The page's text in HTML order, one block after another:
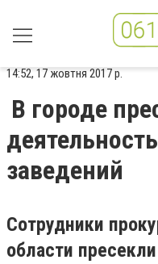
14:52, 17 жовтня 2017 р.
В городе
заведений
Сотрудники
области